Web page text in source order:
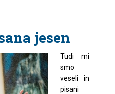
jesen
Tudi mi
smo
veseli in
pisani